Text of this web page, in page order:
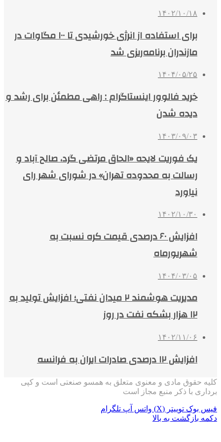
۱۴۰۲/۱۰/۱۸
برای استفاده از انرژی خورشیدی تا ۱۰۰ مگاوات در
مازندران برنامه‌ریزی شد
۱۴۰۴/۰۵/۲۵
خرید فالوور اینستاگرام : راهی مطمئن برای رشد و
دیده شدن
۱۴۰۳/۰۹/۰۳
یک فوریت لایحه «الحاق مرتضی گرد، صالح آباد و
رسالت به محدوده تهران» در شورای شهر رای
نیاورد
۱۴۰۲/۱۰/۳۰
افزایش ۶۰ درصدی قیمت کره نسبت به
شهریورماه
۱۴۰۴/۰۳/۰۵
مدیریت هوشمند ۲ میدان نفتی؛ افزایش تولید به
۱۲ هزار بشکه نفت در روز
۱۴۰۲/۱۱/۰۶
افزایش ۱۲ درصدی صادرات ایران به فرانسه
کلیه حقوق مادی و معنوی متعلق به همسو صنعتی است و کپی
برداری با ذکر منبع مجاز است
فیس بوک توییتر (X) واتس آپ تلگرام
دکمه بازگشت به بالا